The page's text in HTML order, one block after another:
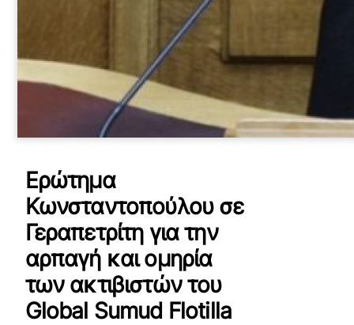
Ερώτημα
Κωνσταντοπούλου σε
Γεραπετρίτη για την
αρπαγή και ομηρία
των ακτιβιστών του
Global Sumud Flotilla